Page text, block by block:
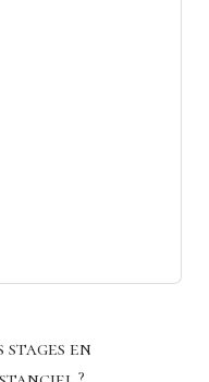
en